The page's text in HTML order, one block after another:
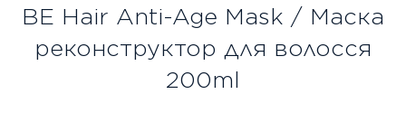
BE Hair Anti-Age Mask / Маска
реконструктор для волосся
200ml